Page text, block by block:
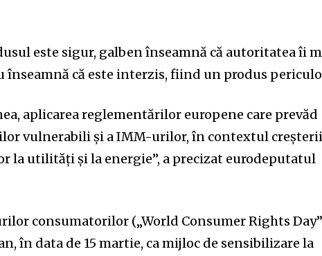
este sigur, galben înseamnă că autoritatea îi
înseamnă că este interzis, fiind un produs
aplicarea reglementărilor europene care prevăd
vulnerabili și a IMM-urilor, în contextul
la utilități și la energie”, a precizat eurodeputatul
consumatorilor („World Consumer Rights
în data de 15 martie, ca mijloc de sensibilizare la